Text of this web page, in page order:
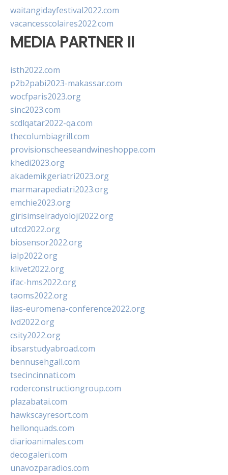
waitangidayfestival2022.com
vacancesscolaires2022.com
MEDIA PARTNER II
isth2022.com
p2b2pabi2023-makassar.com
wocfparis2023.org
sinc2023.com
scdlqatar2022-qa.com
thecolumbiagrill.com
provisionscheeseandwineshoppe.com
khedi2023.org
akademikgeriatri2023.org
marmarapediatri2023.org
emchie2023.org
girisimselradyoloji2022.org
utcd2022.org
biosensor2022.org
ialp2022.org
klivet2022.org
ifac-hms2022.org
taoms2022.org
iias-euromena-conference2022.org
ivd2022.org
csity2022.org
ibsarstudyabroad.com
bennusehgall.com
tsecincinnati.com
roderconstructiongroup.com
plazabatai.com
hawkscayresort.com
hellonquads.com
diarioanimales.com
decogaleri.com
unavozparadios.com